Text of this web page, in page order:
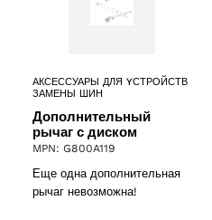
АКСЕССУАРЫ ДЛЯ YСТРОЙСТВ
ЗАМЕНЫ ШИН
Дополнительный
рычаг с диском
MPN: G800A119
Еще одна дополнительная
рычаг невозможна!